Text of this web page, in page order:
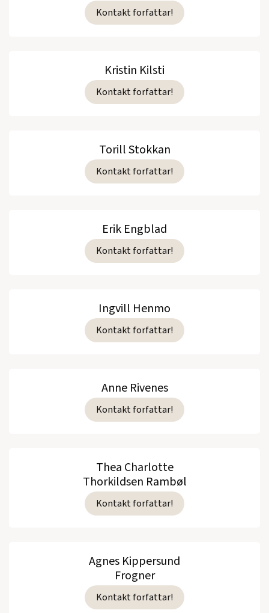
Kontakt forfattar!
Kristin Kilsti
Kontakt forfattar!
Torill Stokkan
Kontakt forfattar!
Erik Engblad
Kontakt forfattar!
Ingvill Henmo
Kontakt forfattar!
Anne Rivenes
Kontakt forfattar!
Thea Charlotte
Thorkildsen Rambøl
Kontakt forfattar!
Agnes Kippersund
Frogner
Kontakt forfattar!